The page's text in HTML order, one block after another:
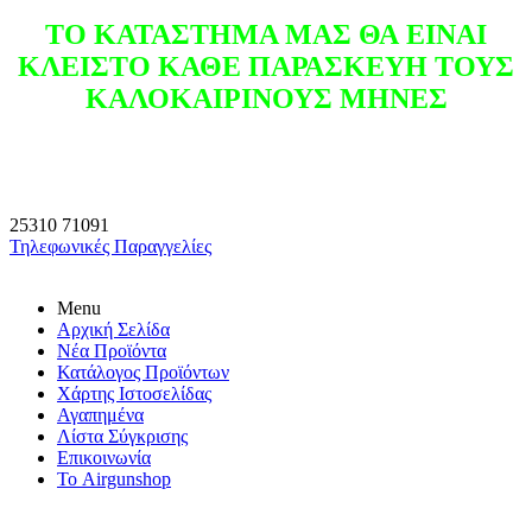
ΤΟ ΚΑΤΑΣΤΗΜΑ ΜΑΣ ΘΑ ΕΙΝΑΙ
ΚΛΕΙΣΤΟ ΚΑΘΕ ΠΑΡΑΣΚΕΥΗ ΤΟΥΣ
ΚΑΛΟΚΑΙΡΙΝΟΥΣ ΜΗΝΕΣ
25310 71091
Τηλεφωνικές Παραγγελίες
Menu
Αρχική Σελίδα
Νέα Προϊόντα
Κατάλογος Προϊόντων
Χάρτης Ιστοσελίδας
Αγαπημένα
Λίστα Σύγκρισης
Επικοινωνία
Το Airgunshop